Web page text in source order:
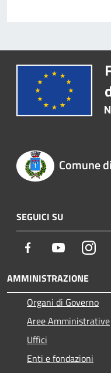
Comune
SEGUICI SU
Facebook Youtube
AMMINISTRAZIONE
Organi di Governo
Aree Amministrative
Uffici
Enti e fondazioni